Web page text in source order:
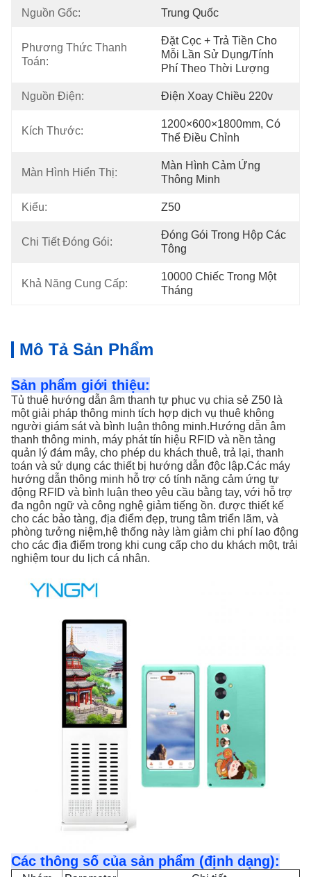
Nguồn Gốc: Trung Quốc
Phương Thức Thanh
Toán:
Đặt Cọc + Trả Tiền Cho
Mỗi Lần Sử Dụng/tính
Phí Theo Thời Lượng
Nguồn Điện: Điện Xoay Chiều 220v
Kích Thước:
1200×600×1800mm, Có
Thể Điều Chỉnh
Màn Hình Hiển Thị:
Màn Hình Cảm Ứng
Thông Minh
Kiểu: Z50
Chi Tiết Đóng Gói:
Đóng Gói Trong Hộp Các
Tông
Khả Năng Cung Cấp:
10000 Chiếc Trong Một
Tháng
Mô Tả Sản Phẩm
Sản phẩm giới thiệu:
Tủ thuê hướng dẫn âm thanh tự phục vụ chia sẻ Z50 là
một giải pháp thông minh tích hợp dịch vụ thuê không
người giám sát và bình luận thông minh.Hướng dẫn âm
thanh thông minh, máy phát tín hiệu RFID và nền tảng
quản lý đám mây, cho phép du khách thuê, trả lại, thanh
toán và sử dụng các thiết bị hướng dẫn độc lập.Các máy
hướng dẫn thông minh hỗ trợ có tính năng cảm ứng tự
động RFID và bình luận theo yêu cầu bằng tay, với hỗ trợ
đa ngôn ngữ và công nghệ giảm tiếng ồn. được thiết kế
cho các bảo tàng, địa điểm đẹp, trung tâm triển lãm, và
phòng tưởng niệm,hệ thống này làm giảm chi phí lao động
cho các địa điểm trong khi cung cấp cho du khách một, trải
nghiệm tour du lịch cá nhân.
Các thông số của sản phẩm (định dạng):